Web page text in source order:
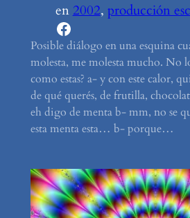
en 2002, producción
Facebook
Posible diálogo en una esquina
molesta, me molesta mucho. No
como estas? a- y con este calor,
de qué querés, de frutilla,
eh digo de menta b- mm, no se
esta menta esta… b- porque…